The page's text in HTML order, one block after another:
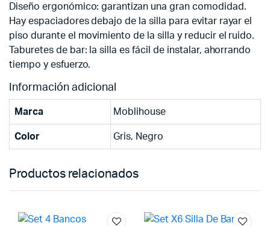
Diseño ergonómico: garantizan una gran comodidad.
Hay espaciadores debajo de la silla para evitar rayar el
piso durante el movimiento de la silla y reducir el ruido.
Taburetes de bar: la silla es fácil de instalar, ahorrando
tiempo y esfuerzo.
Información adicional
Marca Moblihouse
Color Gris, Negro
Productos relacionados